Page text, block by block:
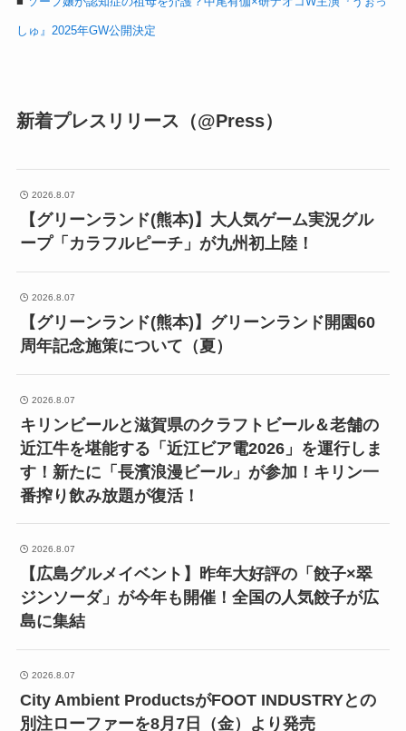
しゅ』2025年GW公開決定
新着プレスリリース（@Press）
2026.8.07
【グリーンランド(熊本)】大人気ゲーム実況グル
ープ「カラフルピーチ」が九州初上陸！
2026.8.07
【グリーンランド(熊本)】グリーンランド開園60
周年記念施策について（夏）
2026.8.07
キリンビールと滋賀県のクラフトビール＆老舗の
近江牛を堪能する「近江ビア電2026」を運行しま
す！新たに「長濱浪漫ビール」が参加！キリン一
番搾り飲み放題が復活！
2026.8.07
【広島グルメイベント】昨年大好評の「餃子×翠
ジンソーダ」が今年も開催！全国の人気餃子が広
島に集結
2026.8.07
City Ambient ProductsがFOOT INDUSTRYとの
別注ローファーを8月7日（金）より発売